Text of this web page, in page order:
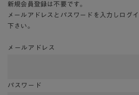
新規会員登録は不要です。
メールアドレスとパスワードを入力しログ
下さい。
メールアドレス
パスワード